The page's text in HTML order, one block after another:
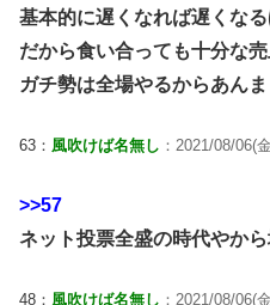
基本的に遅くなれば遅くな
だから食い合っても十分な
ガチ勢は全場やるからあん
63： 風吹けば名無し ：2021/08/06(
>>57
ネット投票全盛の時代やか
48： 風吹けば名無し ：2021/08/06(